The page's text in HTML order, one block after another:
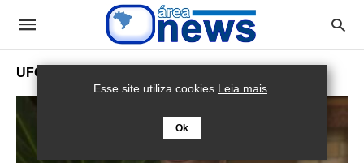
UFC
Esse site utiliza cookies Leia mais.
Ok